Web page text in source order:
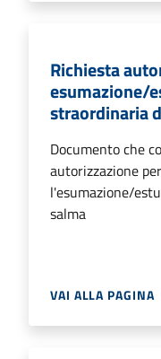
Richiesta
esumazione/
straordinaria
Documento che
autorizzazione per
l'esumazione/
salma
VAI ALLA PAGINA